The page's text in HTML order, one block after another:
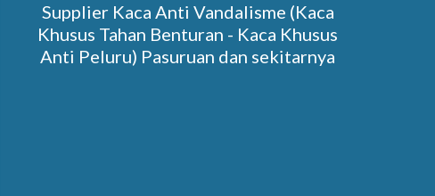
Supplier Kaca Anti Vandalisme (Kaca
Khusus Tahan Benturan - Kaca Khusus
Anti Peluru) Pasuruan dan sekitarnya